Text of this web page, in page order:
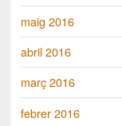
maig 2016
abril 2016
març 2016
febrer 2016